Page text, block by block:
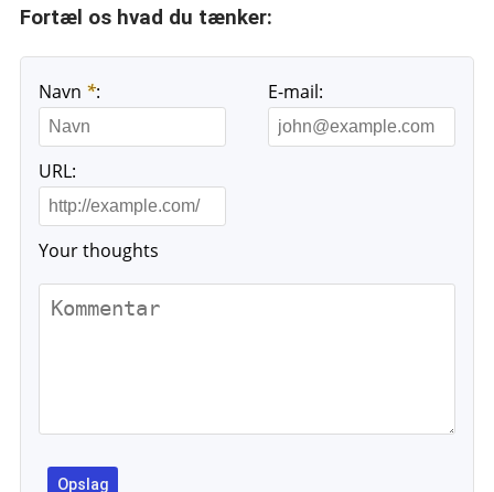
Fortæl os hvad du tænker:
Navn *: E-mail:
URL:
Your thoughts